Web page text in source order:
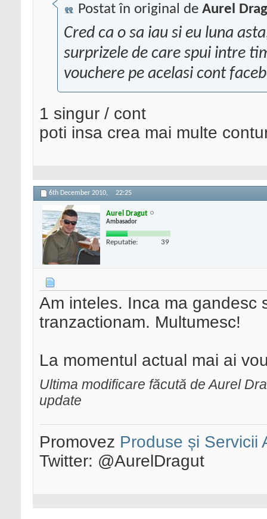
Postat în original de Aurel
Cred ca o sa iau si eu luna
surprizele de care spui intre
vouchere pe acelasi cont
1 singur / cont
poti insa crea mai multe
6th December 2010, 22:25
Aurel Dragut
Ambasador
Reputatie: 39
Am inteles. Inca ma gandesc
tranzactionam. Multumesc!
La momentul actual mai ai
Ultima modificare făcută de Aurel
update
Promovez Produse și Servicii
Twitter: @AurelDragut